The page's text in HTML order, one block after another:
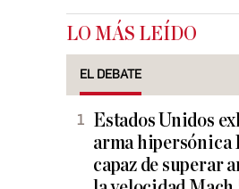
LO MÁS LEÍDO
EL DEBATE
Estados Unidos
arma hipersónica
capaz de superar